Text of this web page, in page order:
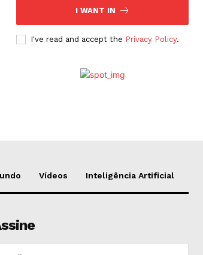
I WANT IN
I've read and accept the Privacy Policy.
Vídeos Inteligência Artificial